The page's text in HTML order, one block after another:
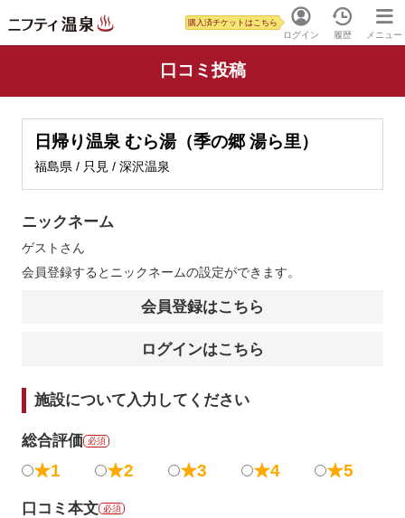
ログイン
購入済チケットはこちら
履歴 メニュー
口コミ投稿
日帰り温泉 むら湯（季の郷 湯ら里）
福島県 / 只見 / 深沢温泉
ニックネーム
ゲスト さん
会員登録するとニックネームの設定ができます。
会員登録はこちら
ログインはこちら
施設について入力してください
総合評価 必須
★1 ★2 ★3 ★4 ★5
口コミ本文 必須